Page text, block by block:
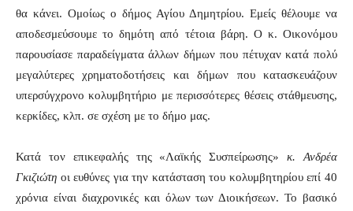
θα κάνει. Ομοίως ο δήμος Αγίου Δημητρίου. Εμείς θέλουμε να
αποδεσμεύσουμε το δημότη από τέτοια βάρη. Ο κ. Οικονόμου
παρουσίασε παραδείγματα άλλων δήμων που πέτυχαν κατά πολύ
μεγαλύτερες χρηματοδοτήσεις και δήμων που κατασκευάζουν
υπερσύγχρονο κολυμβητήριο με περισσότερες θέσεις στάθμευσης,
κερκίδες, κλπ. σε σχέση με το δήμο μας.
Κατά τον επικεφαλής της «Λαϊκής Συσπείρωσης»κ. Ανδρέα
Γκιζιώτη οι ευθύνες για την κατάσταση του κολυμβητηρίου επί 40
χρόνια είναι διαχρονικές και όλων των Διοικήσεων. Το βασικό